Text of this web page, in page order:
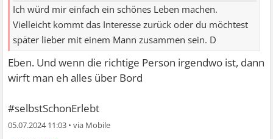
Ich würd mir einfach ein schönes Leben machen.
Vielleicht kommt das Interesse zurück oder du möchtest
später lieber mit einem Mann zusammen sein. D
Eben. Und wenn die richtige Person irgendwo ist, dann
wirft man eh alles über Bord
#selbstSchonErlebt
05.07.2024 11:03 •